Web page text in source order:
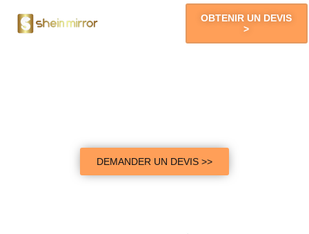
OBTENIR UN DEVIS
>
DEMANDER UN DEVIS >>